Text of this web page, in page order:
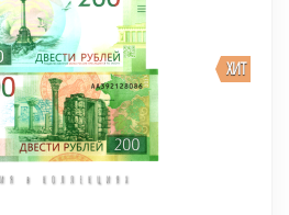
ХИТ